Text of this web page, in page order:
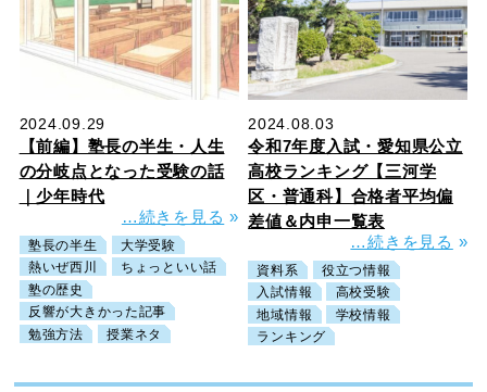
2024.09.29
【前編】塾長の半生・人生
の分岐点となった受験の話
｜少年時代
…続きを見る »
塾長の半生
大学受験
熱いぜ西川
ちょっといい話
塾の歴史
反響が大きかった記事
勉強方法
授業ネタ
2024.08.03
令和7年度入試・愛知県公立
高校ランキング【三河学
区・普通科】合格者平均偏
差値＆内申一覧表
…続きを見る »
資料系
役立つ情報
入試情報
高校受験
地域情報
学校情報
ランキング